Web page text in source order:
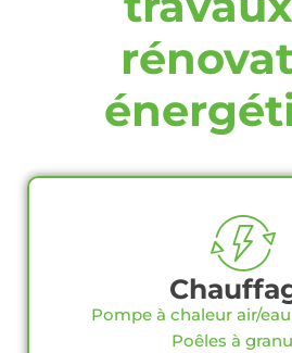
Pompe à chaleur air/eau
Poêles à